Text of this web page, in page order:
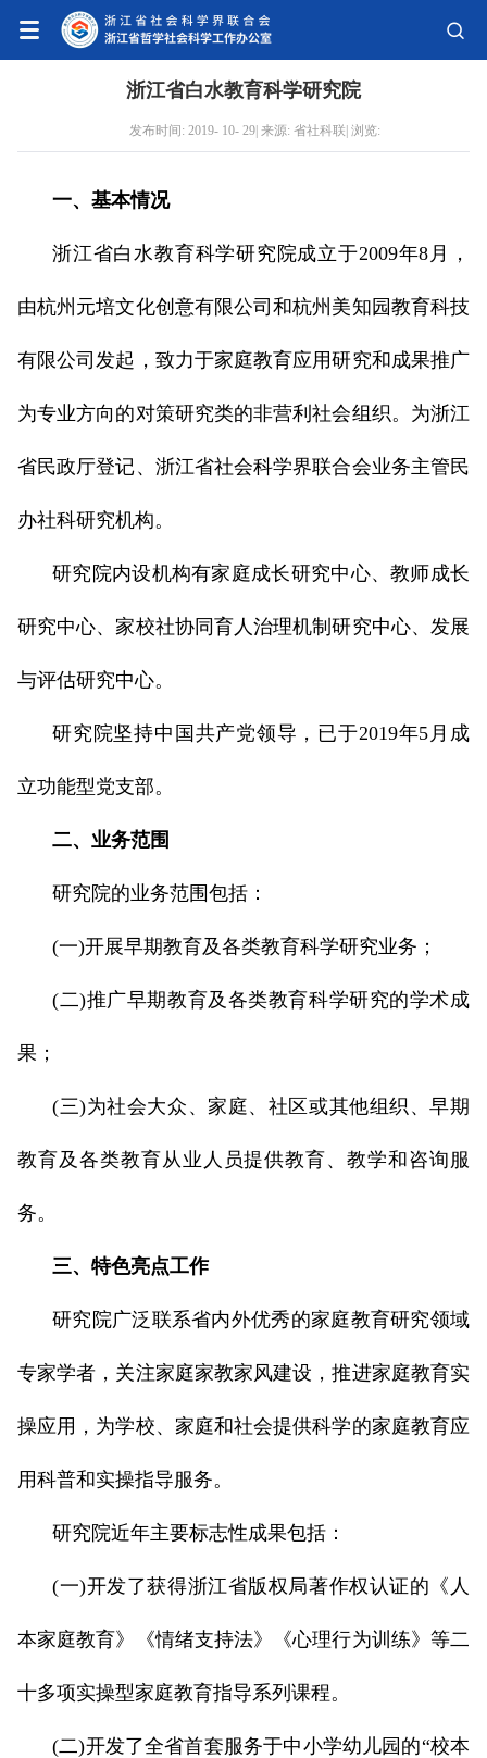
浙江省白水教育科学研究院
发布时间: 2019- 10- 29| 来源: 省社科联| 浏览:
一、基本情况
浙江省白水教育科学研究院成立于2009年8月，
由杭州元培文化创意有限公司和杭州美知园教育科技
有限公司发起，致力于家庭教育应用研究和成果推广
为专业方向的对策研究类的非营利社会组织。为浙江
省民政厅登记、浙江省社会科学界联合会业务主管民
办社科研究机构。
研究院内设机构有家庭成长研究中心、教师成长
研究中心、家校社协同育人治理机制研究中心、发展
与评估研究中心。
研究院坚持中国共产党领导，已于2019年5月成
立功能型党支部。
二、业务范围
研究院的业务范围包括：
(一)开展早期教育及各类教育科学研究业务；
(二)推广早期教育及各类教育科学研究的学术成
果；
(三)为社会大众、家庭、社区或其他组织、早期
教育及各类教育从业人员提供教育、教学和咨询服
务。
三、特色亮点工作
研究院广泛联系省内外优秀的家庭教育研究领域
专家学者，关注家庭家教家风建设，推进家庭教育实
操应用，为学校、家庭和社会提供科学的家庭教育应
用科普和实操指导服务。
研究院近年主要标志性成果包括：
(一)开发了获得浙江省版权局著作权认证的《人
本家庭教育》《情绪支持法》《心理行为训练》等二
十多项实操型家庭教育指导系列课程。
(二)开发了全省首套服务于中小学幼儿园的“校本